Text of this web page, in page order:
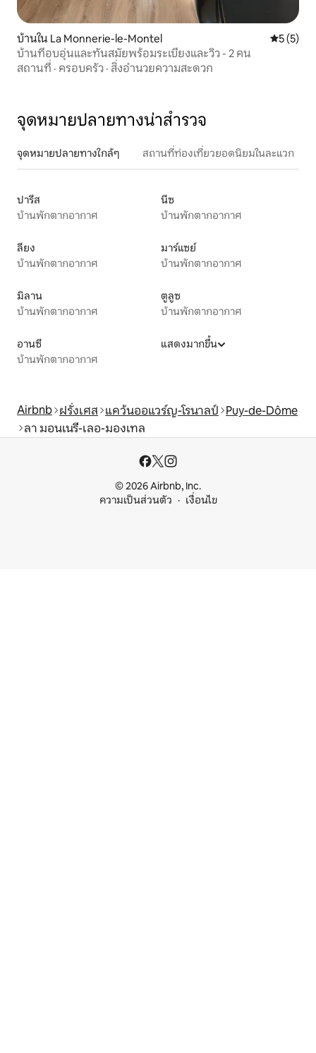
บ้านใน La Monnerie-le-Montel คะแนนเฉ
5 (5)
บ้านที่อบอุ่นและทันสมัยพร้อมระเบียงและวิว - 2 คน
สถานที่ · ครอบครัว · สิ่งอำนวยความสะดวก
จุดหมายปลายทางน่าสำรวจ
จุดหมายปลายทางใกล้ๆ สถานที่ท่องเที่ยวยอดนิยมในละแวก
ปารีส
บ้านพักตากอากาศ
นีซ
บ้านพักตากอากาศ
ลียง
บ้านพักตากอากาศ
มาร์แซย์
บ้านพักตากอากาศ
มิลาน
บ้านพักตากอากาศ
ตูลูซ
บ้านพักตากอากาศ
อานซี
บ้านพักตากอากาศ
แสดงมากขึ้น
Airbnb ฝรั่งเศส แคว้นออแวร์ญ-โรนาลป์ Puy-de-Dôme
ลา มอนเนรี-เลอ-มองเทล
© 2026 Airbnb, Inc.
ความเป็นส่วนตัว
เงื่อนไข